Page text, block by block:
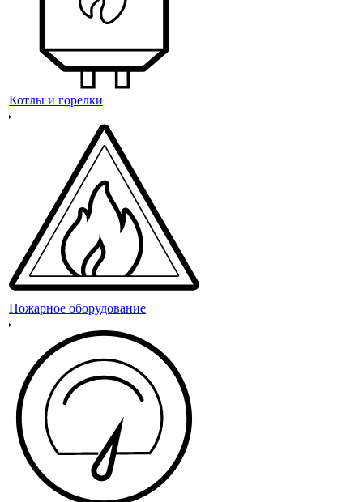
Котлы и горелки
Пожарное оборудование